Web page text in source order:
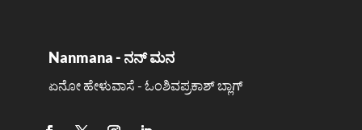
Nanmana - ನನ್ ಮನ
ಏನೋ ಹೇಳುವಾಸೆ - ಓಂಶಿವಪ್ರಕಾಶ್ ಬ್ಲಾಗ್